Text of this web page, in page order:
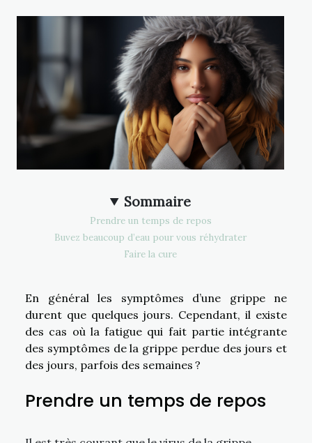
Sommaire
Prendre un temps de repos
Buvez beaucoup d’eau pour vous réhydrater
Faire la cure
En général les symptômes d’une grippe ne
durent que quelques jours. Cependant, il existe
des cas où la fatigue qui fait partie intégrante
des symptômes de la grippe perdue des jours et
des jours, parfois des semaines ?
Prendre un temps de repos